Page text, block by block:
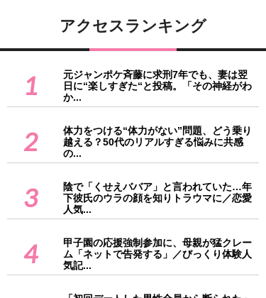
アクセスランキング
1
元ジャンポケ斉藤に求刑7年でも、妻は翌
日に“楽しすぎた“と投稿。「その神経がわ
か...
2
体力をつける“体力がない”問題、どう乗り
越える？50代のリアルすぎる悩みに共感
の...
3
陰で「くせえババア」と言われていた…年
下彼氏のウラの顔を知りトラウマに／恋愛
人気...
4
甲子園の応援強制参加に、母親が猛クレー
ム「ネットで告発する」／びっくり体験人
気記...